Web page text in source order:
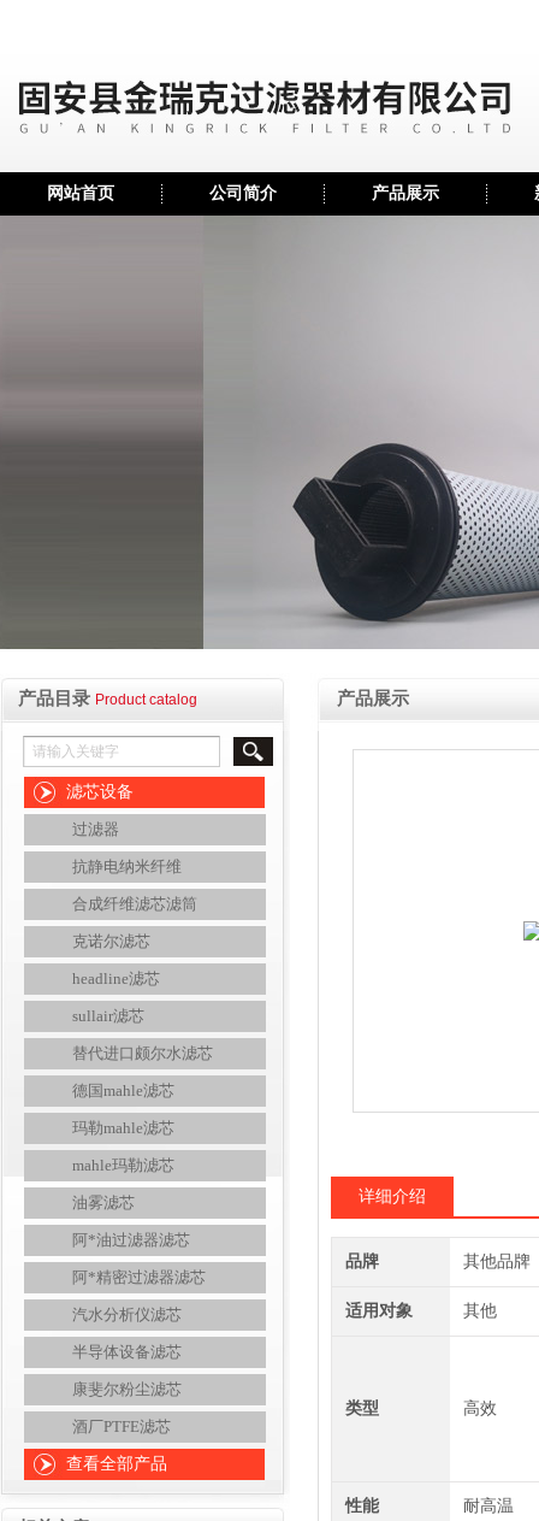
网站首页 公司简介 产品展示
产品目录 Product catalog
滤芯设备
过滤器
抗静电纳米纤维
合成纤维滤芯滤筒
克诺尔滤芯
headline滤芯
sullair滤芯
替代进口颇尔水滤芯
德国mahle滤芯
玛勒mahle滤芯
mahle玛勒滤芯
油雾滤芯
阿*油过滤器滤芯
阿*精密过滤器滤芯
汽水分析仪滤芯
半导体设备滤芯
康斐尔粉尘滤芯
酒厂PTFE滤芯
查看全部产品
产品展示
详细介绍
品牌 其他品牌
适用对象 其他
类型 高效
性能 耐高温